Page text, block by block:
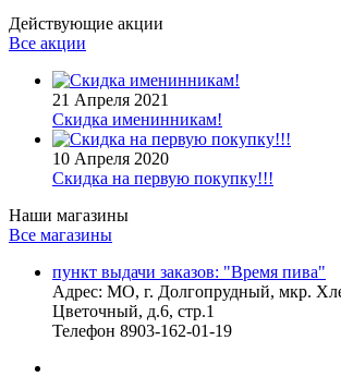
Действующие акции
Все акции
21 Апреля 2021
Скидка именинникам!
10 Апреля 2020
Скидка на первую покупку!!!
Наши магазины
Все магазины
пункт выдачи заказов: "Время пива"
Адрес: МО, г. Долгопрудный, мкр.
Цветочный, д.6, стр.1
Телефон 8903-162-01-19